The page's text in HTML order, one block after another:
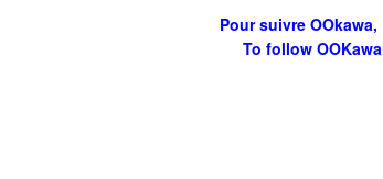
Pour suivre OOkawa,
To follow OOKawa